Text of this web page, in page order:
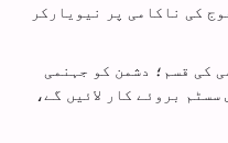
کی ناکامی پر نیویارکر
کی قسم؛ دشمن کو جہنمی
بروئے کار لائیں گے،